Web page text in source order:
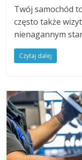
Twój samochód
często także
nienagannym
Czytaj dalej